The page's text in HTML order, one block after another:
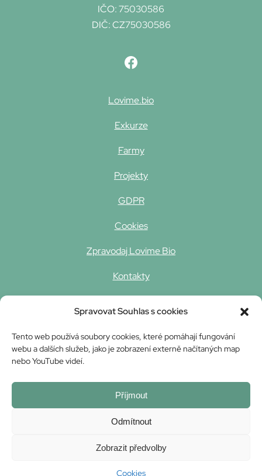
Spravovat Souhlas s cookies
Tento web používá soubory cookies, které pomáhají fungování
webu a dalších služeb, jako je zobrazení externě načítaných map
nebo YouTube videí.
Příjmout
Odmítnout
Zobrazit předvolby
Cookies
IČO: 75030586
DIČ: CZ75030586
Lovime.bio
Exkurze
Farmy
Projekty
GDPR
Cookies
Zpravodaj Lovime Bio
Kontakty
zemědělství v rámci projektu Ze školy na statek v roce
2023.